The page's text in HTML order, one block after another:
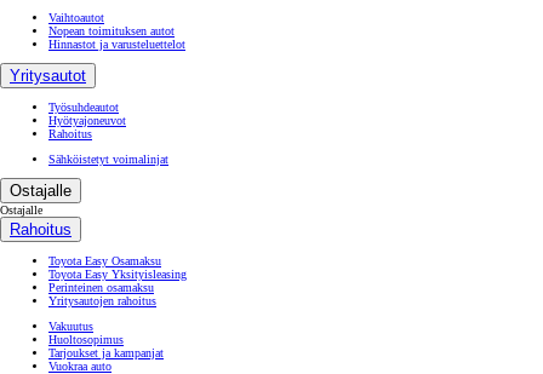
Vaihtoautot
Nopean toimituksen autot
Hinnastot ja varusteluettelot
Yritysautot
Työsuhdeautot
Hyötyajoneuvot
Rahoitus
Sähköistetyt voimalinjat
Ostajalle
Ostajalle
Rahoitus
Toyota Easy Osamaksu
Toyota Easy Yksityisleasing
Perinteinen osamaksu
Yritysautojen rahoitus
Vakuutus
Huoltosopimus
Tarjoukset ja kampanjat
Vuokraa auto